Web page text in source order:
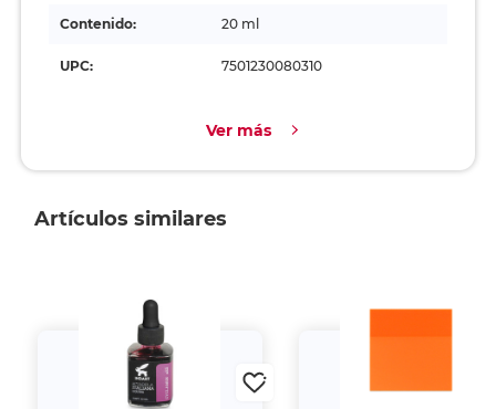
Contenido: 20 ml
UPC: 7501230080310
Ver más
Artículos similares